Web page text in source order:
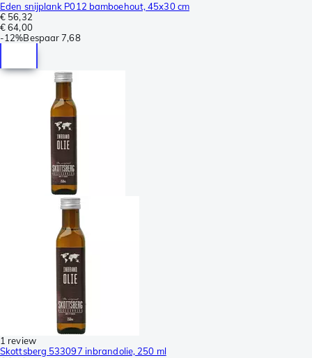
Eden snijplank P012 bamboehout, 45x30 cm
€ 56,32
€ 64,00
-12%Bespaar 7,68
1 review
Skottsberg 533097 inbrandolie, 250 ml